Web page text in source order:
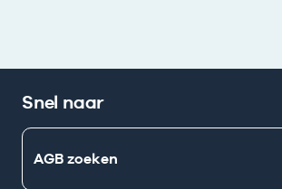
Snel naar
AGB zoeken